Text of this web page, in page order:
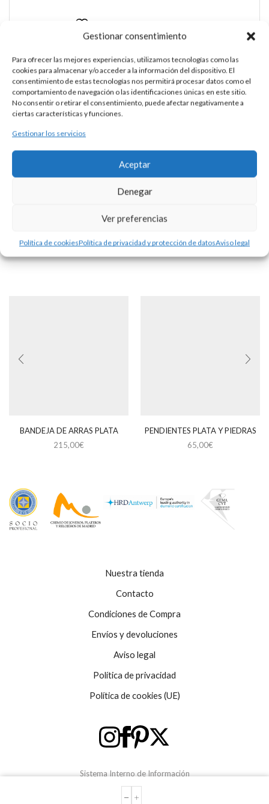
Gestionar consentimiento
Para ofrecer las mejores experiencias, utilizamos tecnologías como las
cookies para almacenar y/o acceder a la información del dispositivo. El
consentimiento de estas tecnologías nos permitirá procesar datos como el
comportamiento de navegación o las identificaciones únicas en este sitio.
No consentir o retirar el consentimiento, puede afectar negativamente a
ciertas características y funciones.
Gestionar los servicios
Aceptar
Denegar
Ver preferencias
Política de cookiesPolítica de privacidad y protección de datosAviso legal
CAJA DE ARRAS PLATA
DESCRIPCIÓN
Productos Relacionados
BANDEJA DE ARRAS PLATA
215,00€
PENDIENTES PLATA Y PIEDRAS
65,00€
Nuestra tienda
Contacto
Condiciones de Compra
Envíos y devoluciones
Aviso legal
Política de privacidad
Política de cookies (UE)
Sistema Interno de Información
CAJA